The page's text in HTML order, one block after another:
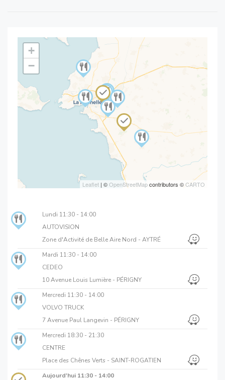
+
−
Leaflet | ©OpenStreetMapcontributors ©CARTO
Lundi 11:30 - 14:00
AUTOVISION
Zone d'Activité de Belle Aire Nord - AYTRÉ
Mardi 11:30 - 14:00
CEDEO
10 Avenue Louis Lumière - PÉRIGNY
Mercredi 11:30 - 14:00
VOLVO TRUCK
7 Avenue Paul Langevin - PÉRIGNY
Mercredi 18:30 - 21:30
CENTRE
Place des Chênes Verts - SAINT-ROGATIEN
Aujourd'hui 11:30 - 14:00